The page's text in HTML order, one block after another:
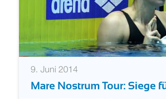
9. Juni 2014
Mare Nostrum Tour: Siege